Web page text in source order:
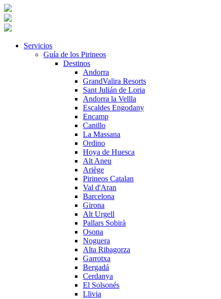
Servicios
Guía de los Pirineos
Destinos
Andorra
GrandValira Resorts
Sant Julián de Loria
Andorra la Vellla
Escaldes Engodany
Encamp
Canillo
La Massana
Ordino
Hoya de Huesca
Alt Aneu
Ariège
Pirineos Catalan
Val d'Aran
Barcelona
Girona
Alt Urgell
Pallars Sobirà
Osona
Noguera
Alta Ribagorza
Garrotxa
Bergadá
Cerdanya
El Solsonés
Llivia